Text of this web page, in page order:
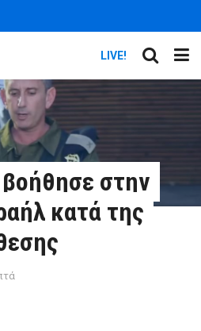
LIVE!
βοήθησε στην
κατά της